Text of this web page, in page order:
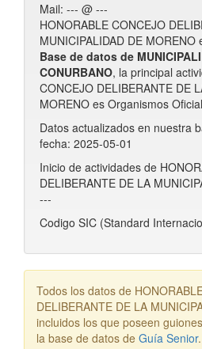
Mail: --- @ ---
HONORABLE CONCEJO
MUNICIPALIDAD DE
Base de datos de
CONURBANO, la principal
CONCEJO DELIBERANTE DE
MORENO es Organismos
Datos actualizados en nuestra
fecha: 2025-05-01
Inicio de actividades de
DELIBERANTE DE LA
---
Codigo SIC (Standard
Todos los datos de
DELIBERANTE DE LA
incluidos los que poseen
la base de datos de Guía Senior.